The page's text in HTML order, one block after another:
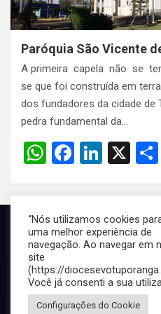
Paróquia São Vicente
A primeira capela não se
se que foi construída em
dos fundadores da cidade de
pedra fundamental da…
W
at
s
A
p
p
F
ce
b
o
o
k
Li
ke
dI
n
X
“Nós utilizamos cookies
uma melhor experiência de
navegação. Ao navegar em
site
(https://
Você já consenti a sua
Configurações do Cookie